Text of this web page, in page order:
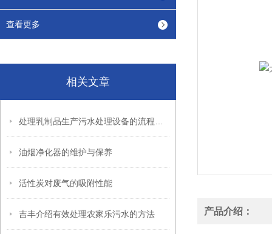
查看更多
相关文章
油烟净化器的维护与保养
活性炭对废气的吸附性能
吉丰介绍有效处理农家乐污水的方法 产品介绍：